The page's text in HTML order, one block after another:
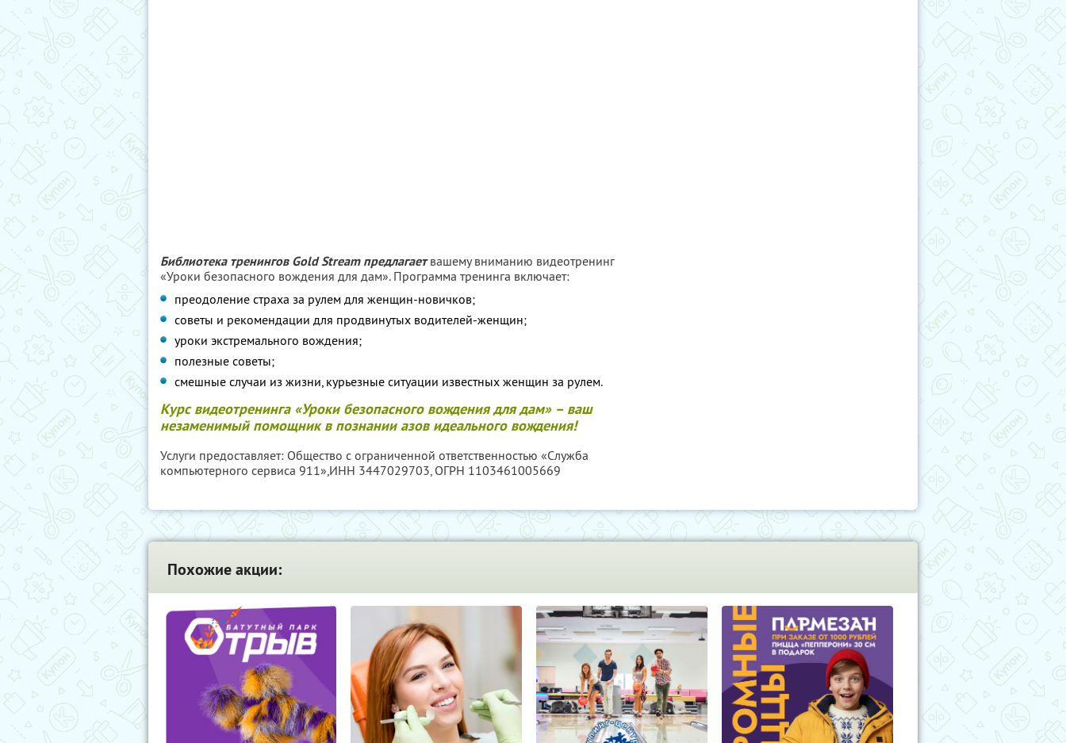
Библиотека тренингов Gold Stream предлагаетвашему вниманию видеотренинг
«Уроки безопасного вождения для дам». Программа тренинга включает:
преодоление страха за рулем для женщин-новичков;
советы и рекомендации для продвинутых водителей-женщин;
уроки экстремального вождения;
полезные советы;
смешные случаи из жизни, курьезные ситуации известных женщин за рулем.
Курс видеотренинга «Уроки безопасного вождения для дам» – ваш
незаменимый помощник в познании азов идеального вождения!
Услуги предоставляет: Общество с ограниченной ответственностью «Служба
компьютерного сервиса 911»,ИНН 3447029703, ОГРН 1103461005669
Похожие акции: